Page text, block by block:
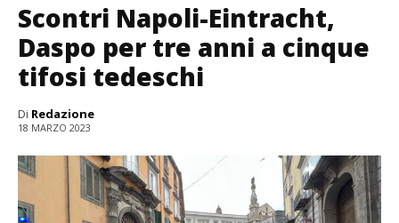
Scontri Napoli-Eintracht,
Daspo per tre anni a cinque
tifosi tedeschi
Di Redazione
18 MARZO 2023